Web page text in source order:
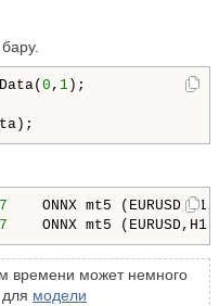
0 , 1 );
ONNX mt5
ONNX mt5
времени может немного
модели